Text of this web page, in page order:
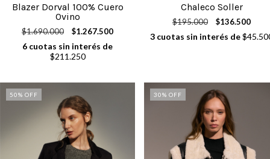
Blazer Dorval 100% Cuero
Ovino
$1.690.000 $1.267.500
6 cuotas sin interés de
$211.250
Chaleco Soller
$195.000 $136.500
3 cuotas sin interés de
50% OFF 30% OFF